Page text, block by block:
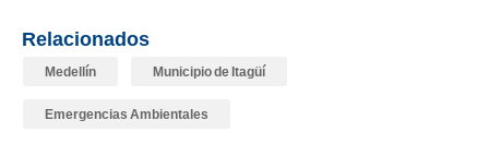
Relacionados
Medellín Municipio de Itagüí
Emergencias Ambientales